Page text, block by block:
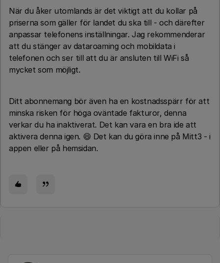
När du åker utomlands är det viktigt att du kollar på
priserna som gäller för landet du ska till - och därefter
anpassar telefonens inställningar. Jag rekommenderar
att du stänger av dataroaming och mobildata i
telefonen och ser till att du är ansluten till WiFi så
mycket som möjligt.
Ditt abonnemang bör även ha en kostnadsspärr för att
minska risken för höga oväntade fakturor, denna
verkar du ha inaktiverat. Det kan vara en bra ide att
aktivera denna igen. 😄 Det kan du göra inne på Mitt3 - i
appen eller på hemsidan.